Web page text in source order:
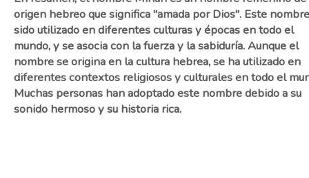
origen hebreo que significa "amada por Dios". Este
sido utilizado en diferentes culturas y épocas en todo el
mundo, y se asocia con la fuerza y la sabiduría. Aunque el
nombre se origina en la cultura hebrea, se ha utilizado en
diferentes contextos religiosos y culturales en todo el
Muchas personas han adoptado este nombre debido a su
sonido hermoso y su historia rica.